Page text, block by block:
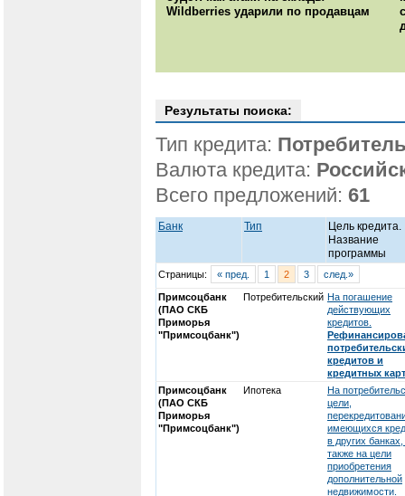
Wildberries ударили по продавцам
Результаты поиска:
Тип кредита:
Валюта кредита:
Всего предложений: 61
Банк Тип
Цель кредита.
Название
программы
Страницы: « пред. 1 2 3 след.»
Примсоцбанк
(ПАО СКБ
Приморья
"Примсоцбанк")
Потребительский На погашение
действующих
кредитов.
кредитов и
кредитных карт
Примсоцбанк
(ПАО СКБ
Приморья
"Примсоцбанк")
Ипотека
На
цели,
имеющихся
в других банках,
также на цели
приобретения
дополнительной
недвижимости.